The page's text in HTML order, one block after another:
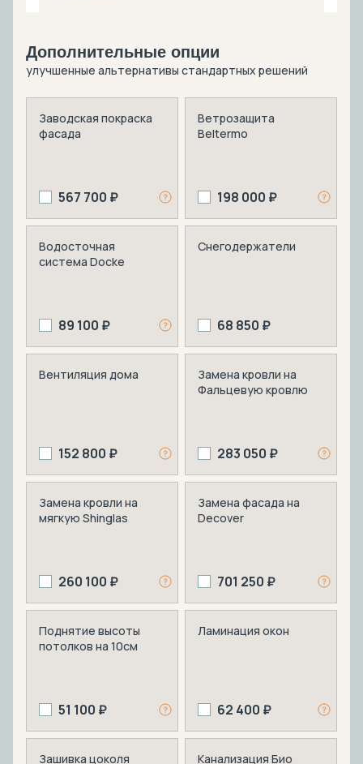
Дополнительные опции
улучшенные альтернативы стандартных решений
Заводская покраска
фасада
567 700 ₽
Ветрозащита
Beltermo
198 000 ₽
Водосточная
система Docke
89 100 ₽
Снегодержатели
68 850 ₽
Вентиляция дома
152 800 ₽
Замена кровли на
Фальцевую кровлю
283 050 ₽
Замена кровли на
мягкую Shinglas
260 100 ₽
Замена фасада на
Decover
701 250 ₽
Поднятие высоты
потолков на 10см
51 100 ₽
Ламинация окон
62 400 ₽
Зашивка цоколя
Канализация Био